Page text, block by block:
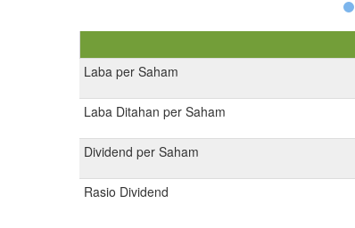
Laba per Saham
Laba Ditahan per Saham
Dividend per Saham
Rasio Dividend